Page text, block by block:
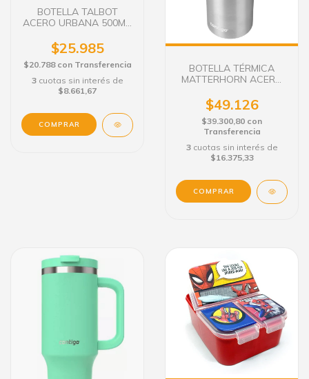
BOTELLA TALBOT
ACERO URBANA 500ML.
$25.985
$20.788 con Transferencia
3 cuotas sin interés de
$8.661,67
BOTELLA TÉRMICA
MATTERHORN ACERO
$49.126
$39.300,80 con
Transferencia
3 cuotas sin interés de
$16.375,33